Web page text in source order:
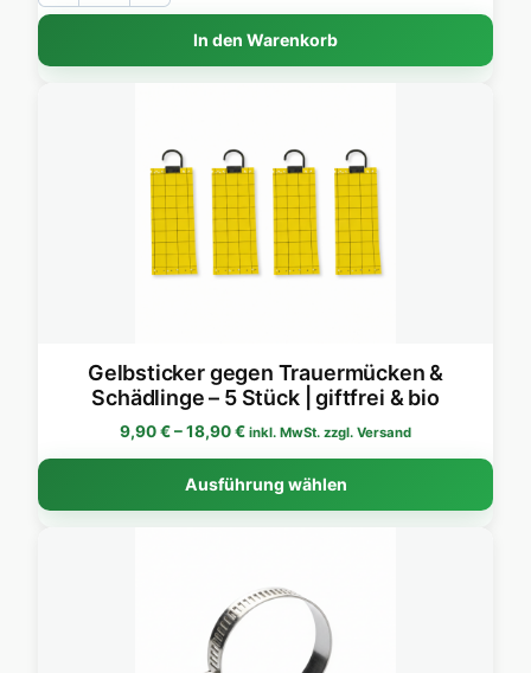
In den Warenkorb
Gelbsticker gegen Trauermücken &
Schädlinge – 5 Stück | giftfrei & bio
9,90€–18,90€Preisspanne: 9,90 € bis 18,90 €
inkl. MwSt. zzgl. Versand
Ausführung wählen